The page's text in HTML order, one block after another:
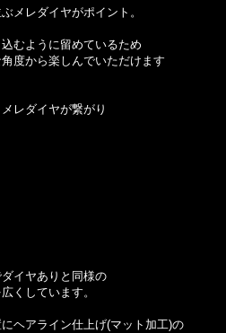
メレダイヤがポイント。
むように留めているため
度から楽しんでいただけます
レダイヤが繋がり
イヤありと同様の
くしています。
ヘアライン仕上げ(マット加工)の